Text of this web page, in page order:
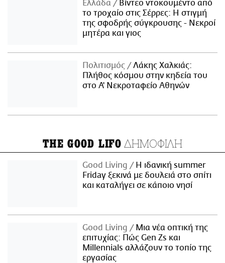
Ελλάδα
Βίντεο ντοκουμέντο από
το τροχαίο στις Σέρρες: Η στιγμή
της σφοδρής σύγκρουσης - Νεκροί
μητέρα και γιος
Πολιτισμός
Λάκης Χαλκιάς:
Πλήθος κόσμου στην κηδεία του
στο Α' Νεκροταφείο Αθηνών
THE GOOD LIFO ΔΗΜΟΦΙΛΗ
Good Living
Η ιδανική summer
Friday ξεκινά με δουλειά στο σπίτι
και καταλήγει σε κάποιο νησί
Good Living
Μια νέα οπτική της
επιτυχίας: Πώς Gen Zs και
Millennials αλλάζουν το τοπίο της
εργασίας